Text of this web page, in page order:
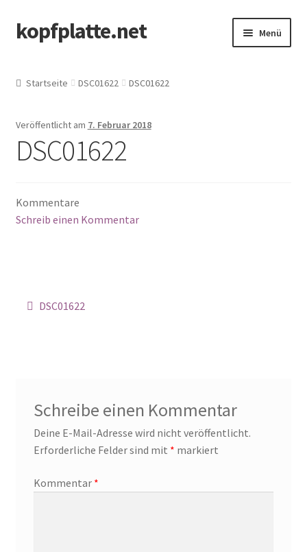
Zur
Navigation
Springe
zum
kopfplatte.net Menü
Kontakt
AGB/Widerrufsbelehrung
Startseite DSC01622 DSC01622
Veröffentlicht am 7. Februar 2018
DSC01622
Kommentare
Schreib einen Kommentar
DSC01622
Schreibe einen Kommentar
Deine E-Mail-Adresse wird nicht veröffentlicht.
Erforderliche Felder sind mit * markiert
Kommentar *